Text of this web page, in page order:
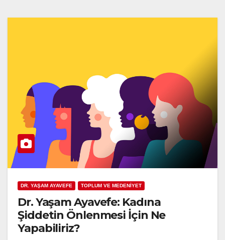
DR. YAŞAM AYAVEFE TOPLUM VE MEDENİYET
Dr. Yaşam Ayavefe: Kadına
Şiddetin Önlenmesi İçin Ne
Yapabiliriz?